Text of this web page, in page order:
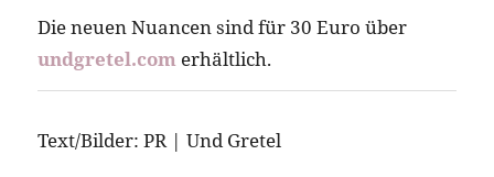
Die neuen Nuancen sind für 30 Euro über
undgretel.com erhältlich.
Text/Bilder: PR | Und Gretel